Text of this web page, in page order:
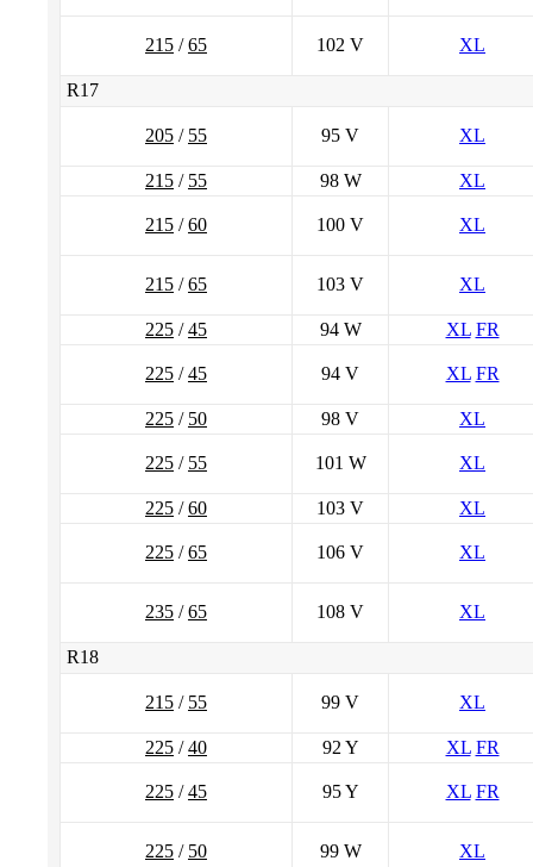
215 /65 102 V XL
R17
205 / 55 95 V XL
215 / 55 98 W XL
215 /60 100 V XL
215 /65 103 V XL
225 /45 94 W XL FR
225 /45 94 V XL FR
225 / 50 98 V XL
225 / 55 101 W XL
225 /60 103 V XL
225 /65 106 V XL
235 /65 108 V XL
R18
215 / 55 99 V XL
225 /40 92 Y XL FR
225 /45 95 Y XL FR
225 / 50 99 W XL